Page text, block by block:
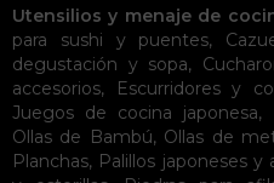
Utensilios y menaje de
para sushi y puentes,
degustación y sopa,
accesorios, Escurridores y
Juegos de cocina japonesa,
Ollas de Bambú, Ollas de
Planchas, Palillos japoneses y